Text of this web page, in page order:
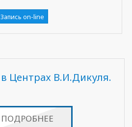
Запись on-line
в Центрах В.И.Дикуля.
ПОДРОБНЕЕ